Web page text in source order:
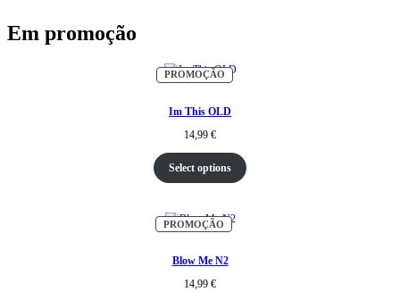
Em promoção
PROMOÇÃOPRODUTO
EM
Im This OLD
14,99 €
Select options
PROMOÇÃOPRODUTO
EM
Blow Me N2
14,99 €